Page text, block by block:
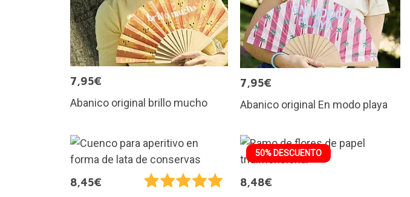
7,95€
Abanico original brillo mucho
7,95€
Abanico original En modo playa
8,45€
50% DESCUENTO
8,48€